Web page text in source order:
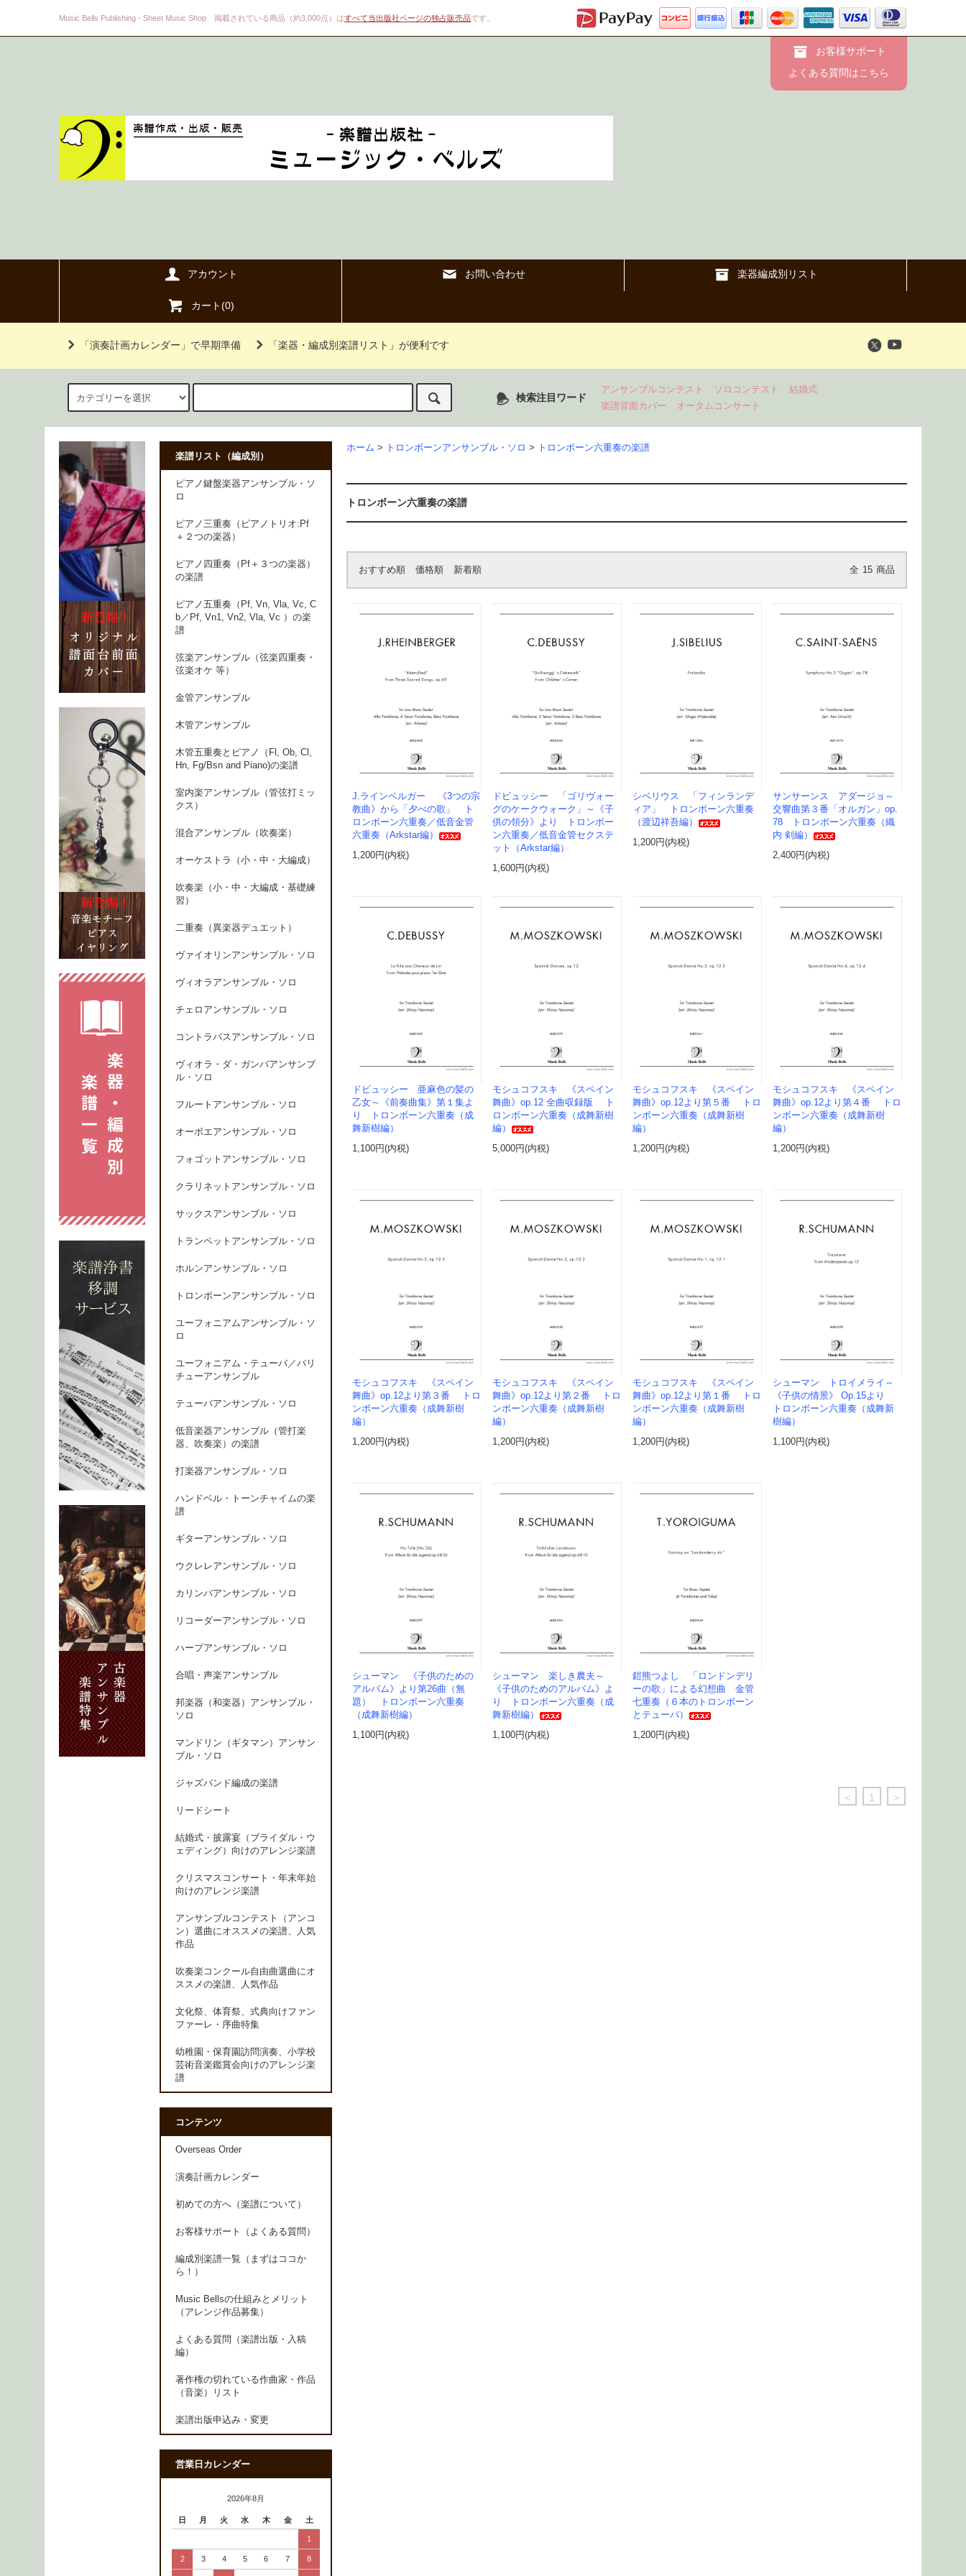
Music Bells Publishing - Sheet Music Shop 掲載されている商品（約3,000点）はすべて当出版社ページの独占販売品です。
お客様サポート
よくある質問はこちら
アカウント お問い合わせ 楽器編成別リスト
カート(0)
「演奏計画カレンダー」で早期準備 「楽器・編成別楽譜リスト」が便利です
検索注目ワード
アンサンブルコンテスト ソロコンテスト
結婚式
楽譜背面カバー
オータムコンサート
ホーム > トロンボーンアンサンブル・ソロ > トロンボーン六重奏の楽譜
トロンボーン六重奏の楽譜
おすすめ順 価格順 新着順 全 15 商品
J.ラインベルガー 《3つの宗
教曲》から「夕べの歌」 ト
ロンボーン六重奏／低音金管
六重奏（Arkstar編）
1,200円(内税)
ドビュッシー 「ゴリヴォー
グのケークウォーク」～《子
供の領分》より トロンボー
ン六重奏／低音金管セクステ
ット（Arkstar編）
1,600円(内税)
シベリウス 「フィンランデ
ィア」 トロンボーン六重奏
（渡辺祥吾編）
1,200円(内税)
サンサーンス アダージョ～
交響曲第３番「オルガン」op.
78 トロンボーン六重奏（織
内 剣編）
2,400円(内税)
ドビュッシー 亜麻色の髪の
乙女～《前奏曲集》第１集よ
り トロンボーン六重奏（成
舞新樹編）
1,100円(内税)
モシュコフスキ 《スペイン
舞曲》op.12 全曲収録版 ト
ロンボーン六重奏（成舞新樹
編）
5,000円(内税)
モシュコフスキ 《スペイン
舞曲》op.12より第５番 トロ
ンボーン六重奏（成舞新樹
編）
1,200円(内税)
モシュコフスキ 《スペイン
舞曲》op.12より第４番 トロ
ンボーン六重奏（成舞新樹
編）
1,200円(内税)
モシュコフスキ 《スペイン
舞曲》op.12より第３番 トロ
ンボーン六重奏（成舞新樹
編）
1,200円(内税)
モシュコフスキ 《スペイン
舞曲》op.12より第２番 トロ
ンボーン六重奏（成舞新樹
編）
1,200円(内税)
モシュコフスキ 《スペイン
舞曲》op.12より第１番 トロ
ンボーン六重奏（成舞新樹
編）
1,200円(内税)
シューマン トロイメライ～
《子供の情景》 Op.15より
トロンボーン六重奏（成舞新
樹編）
1,100円(内税)
シューマン 《子供のための
アルバム》より第26曲（無
題） トロンボーン六重奏
（成舞新樹編）
1,100円(内税)
シューマン 楽しき農夫～
《子供のためのアルバム》よ
り トロンボーン六重奏（成
舞新樹編）
1,100円(内税)
鎧熊つよし 「ロンドンデリ
ーの歌」による幻想曲 金管
七重奏（６本のトロンボーン
とテューバ）
1,200円(内税)
< 1 >
楽譜リスト（編成別）
ピアノ鍵盤楽器アンサンブル・ソ
ロ
ピアノ三重奏（ピアノトリオ:Pf
＋２つの楽器）
ピアノ四重奏（Pf＋３つの楽器）
の楽譜
ピアノ五重奏（Pf, Vn, Vla, Vc, C
b／Pf, Vn1, Vn2, Vla, Vc ）の楽
譜
弦楽アンサンブル（弦楽四重奏・
弦楽オケ 等）
金管アンサンブル
木管アンサンブル
木管五重奏とピアノ（Fl, Ob, Cl,
Hn, Fg/Bsn and Piano)の楽譜
室内楽アンサンブル（管弦打ミッ
クス）
混合アンサンブル（吹奏楽）
オーケストラ（小・中・大編成）
吹奏楽（小・中・大編成・基礎練
習）
二重奏（異楽器デュエット）
ヴァイオリンアンサンブル・ソロ
ヴィオラアンサンブル・ソロ
チェロアンサンブル・ソロ
コントラバスアンサンブル・ソロ
ヴィオラ・ダ・ガンバアンサンブ
ル・ソロ
フルートアンサンブル・ソロ
オーボエアンサンブル・ソロ
フォゴットアンサンブル・ソロ
クラリネットアンサンブル・ソロ
サックスアンサンブル・ソロ
トランペットアンサンブル・ソロ
ホルンアンサンブル・ソロ
トロンボーンアンサンブル・ソロ
ユーフォニアムアンサンブル・ソ
ロ
ユーフォニアム・テューバ／バリ
チューアンサンブル
テューバアンサンブル・ソロ
低音楽器アンサンブル（管打楽
器、吹奏楽）の楽譜
打楽器アンサンブル・ソロ
ハンドベル・トーンチャイムの楽
譜
ギターアンサンブル・ソロ
ウクレレアンサンブル・ソロ
カリンバアンサンブル・ソロ
リコーダーアンサンブル・ソロ
ハープアンサンブル・ソロ
合唱・声楽アンサンブル
邦楽器（和楽器）アンサンブル・
ソロ
マンドリン（ギタマン）アンサン
ブル・ソロ
ジャズバンド編成の楽譜
リードシート
結婚式・披露宴（ブライダル・ウ
ェディング）向けのアレンジ楽譜
クリスマスコンサート・年末年始
向けのアレンジ楽譜
アンサンブルコンテスト（アンコ
ン）選曲にオススメの楽譜、人気
作品
吹奏楽コンクール自由曲選曲にオ
ススメの楽譜、人気作品
文化祭、体育祭、式典向けファン
ファーレ・序曲特集
幼稚園・保育園訪問演奏、小学校
芸術音楽鑑賞会向けのアレンジ楽
譜
コンテンツ
Overseas Order
演奏計画カレンダー
初めての方へ（楽譜について）
お客様サポート（よくある質問）
編成別楽譜一覧（まずはココか
ら！）
Music Bellsの仕組みとメリット
（アレンジ作品募集）
よくある質問（楽譜出版・入稿
編）
著作権の切れている作曲家・作品
（音楽）リスト
楽譜出版申込み・変更
営業日カレンダー
2026年8月
日 月 火 水 木 金 土
1
2 3 4 5 6 7 8